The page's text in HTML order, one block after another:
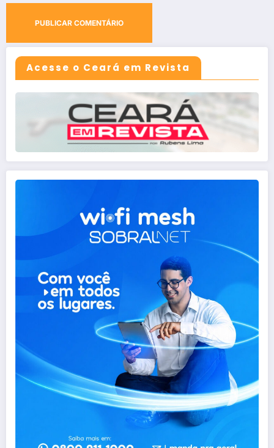
Acesse o Ceará em Revista